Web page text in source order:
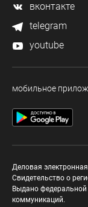
вконтакте
telegram
youtube
мобильное
Деловая
Свидетельство о
Выдано
коммуникаций.